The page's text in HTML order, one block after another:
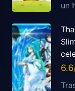
un
6.6